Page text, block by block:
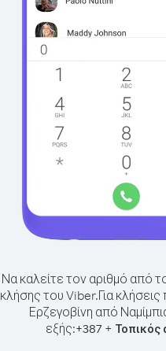
Να καλείτε τον αριθμό από
κλήσης του Viber.Για
Ερζεγοβίνη από
εξής:+387+ Τοπικός